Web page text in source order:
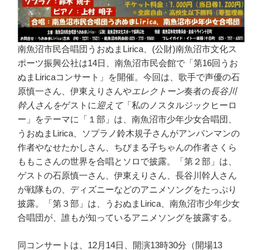
南魚沼市民合唱団うおぬまLirica、(公財)南魚沼市文化ス
ポーツ振興公社は14日、南魚沼市民会館で「第16回うお
ぬまLiricaコンサート」を開催。今回は、歌手で声優の石
原慎一さん、伊東えりさんやエレクトーン奏者の長谷川
幹人さんをゲストに 迎えて「私のノスタルジックヒーロ
ー」をテーマに「１部」は、南魚沼市少年少女合唱団、
うおぬまLirica、ソプラノ鈴木規子さんがアンパンマンの
作者やなせたかしさん、ちびまる子ちゃんの作者さくら
ももこさんの世界を合唱とソロで披露。「第２部」は、
ゲストの石原慎一さん、伊東えりさん、長谷川幹人さん
が戦隊もの、ディズニーなどのアニメソングをたっぷり
披露。「第３部」は、うおぬまLirica、南魚沼市少年少女
合唱団が、誰もが知っているアニメソングを披露する。
同コンサートは、12月14日、開演13時30分（開場13